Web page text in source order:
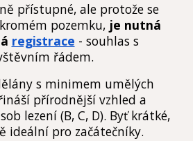
přístupné, ale protože se
pozemku, je nutná
registrace - souhlas s
řádem.
s minimem umělých
přírodnější vzhled a
lezení (B, C, D). Byť krátké,
ideální pro začátečníky.